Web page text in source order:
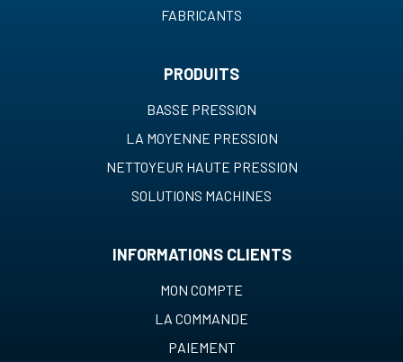
FABRICANTS
PRODUITS
BASSE PRESSION
LA MOYENNE PRESSION
NETTOYEUR HAUTE PRESSION
SOLUTIONS MACHINES
INFORMATIONS CLIENTS
MON COMPTE
LA COMMANDE
PAIEMENT